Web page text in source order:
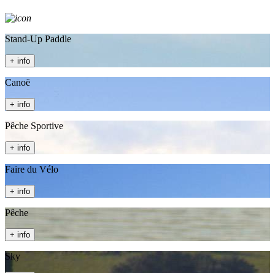
Stand-Up Paddle
+ info
Canoë
+ info
Pêche Sportive
+ info
Faire du Vélo
+ info
Pêche
+ info
Sky